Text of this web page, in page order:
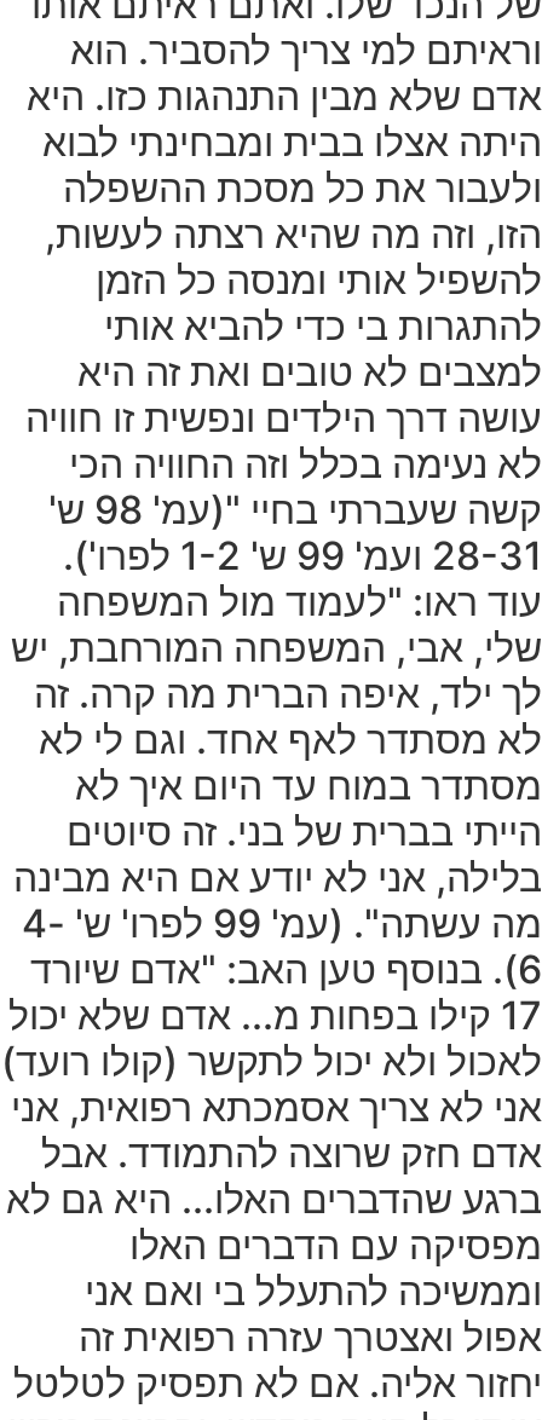
וראיתם למי צריך להסביר. הוא
אדם שלא מבין התנהגות כזו. היא
היתה אצלו בבית ומבחינתי לבוא
ולעבור את כל מסכת ההשפלה
הזו, וזה מה שהיא רצתה לעשות,
להשפיל אותי ומנסה כל הזמן
להתגרות בי כדי להביא אותי
למצבים לא טובים ואת זה היא
עושה דרך הילדים ונפשית זו חוויה
לא נעימה בכלל וזה החוויה הכי
קשה שעברתי בחיי "(עמ' 98 ש'
28-31 ועמ' 99 ש' 1-2 לפרו').
עוד ראו: "לעמוד מול המשפחה
שלי, אבי, המשפחה המורחבת, יש
לך ילד, איפה הברית מה קרה. זה
לא מסתדר לאף אחד. וגם לי לא
מסתדר במוח עד היום איך לא
הייתי בברית של בני. זה סיוטים
בלילה, אני לא יודע אם היא מבינה
מה עשתה". (עמ' 99 לפרו' ש' 4-
6). בנוסף טען האב: "אדם שיורד
17 קילו בפחות מ... אדם שלא יכול
לאכול ולא יכול לתקשר (קולו רועד)
אני לא צריך אסמכתא רפואית, אני
אדם חזק שרוצה להתמודד. אבל
ברגע שהדברים האלו... היא גם לא
מפסיקה עם הדברים האלו
וממשיכה להתעלל בי ואם אני
אפול ואצטרך עזרה רפואית זה
יחזור אליה. אם לא תפסיק לטלטל